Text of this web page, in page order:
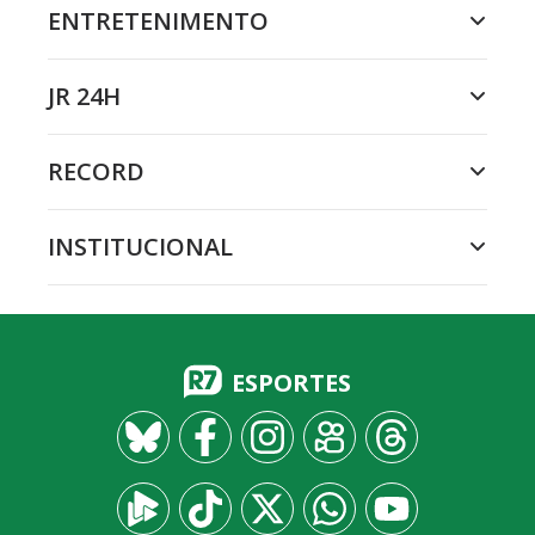
ENTRETENIMENTO
JR 24H
RECORD
INSTITUCIONAL
ESPORTES